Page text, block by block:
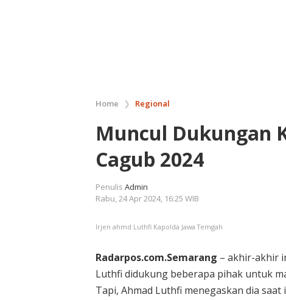
Home ❯ Regional
Muncul Dukungan
Cagub 2024
Penulis Admin
Rabu, 24 Apr 2024, 16:25 WIB
Irjen ahmd Luthfi Kapolda Jawa Temgah
Radarpos.com.Semarang – akhir-akhir
Luthfi didukung beberapa pihak untuk
Tapi, Ahmad Luthfi menegaskan dia